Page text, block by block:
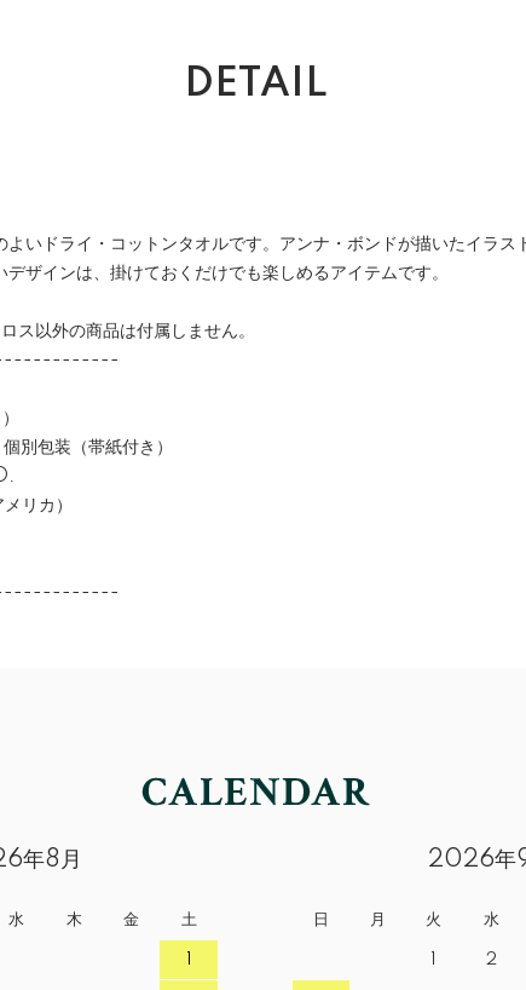
DETAIL
よいドライ・コットンタオルです。アンナ・ボンドが描いたイラス
ザインは、掛けておくだけでも楽しめるアイテムです。
ス以外の商品は付属しません。
包装（帯紙付き）
カ）
年8月
水 木 金 土
2026年
日 月 火 水
2